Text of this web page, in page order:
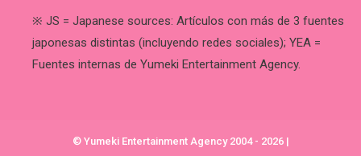
※ JS = Japanese sources: Artículos con más de 3 fuentes
japonesas distintas (incluyendo redes sociales); YEA =
Fuentes internas de Yumeki Entertainment Agency.
© Yumeki Entertainment Agency 2004 - 2026 |